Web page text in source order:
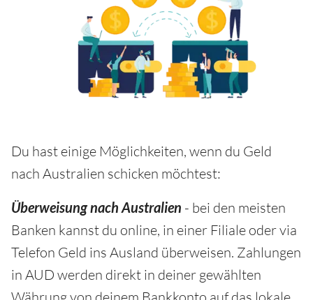
Du hast einige Möglichkeiten, wenn du Geld
nach Australien schicken möchtest:
Überweisung nach Australien - bei den meisten
Banken kannst du online, in einer Filiale oder via
Telefon Geld ins Ausland überweisen. Zahlungen
in AUD werden direkt in deiner gewählten